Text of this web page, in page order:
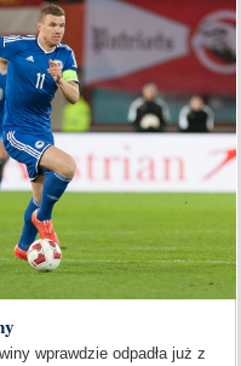
wprawdzie odpadła już z